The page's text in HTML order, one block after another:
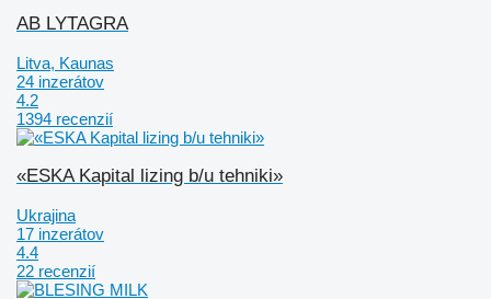
AB LYTAGRA
Litva, Kaunas
24 inzerátov
4.2
1394 recenzií
«ESKA Kapital lizing b/u tehniki»
Ukrajina
17 inzerátov
4.4
22 recenzií